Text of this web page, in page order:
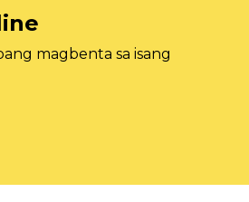
magbenta sa isang